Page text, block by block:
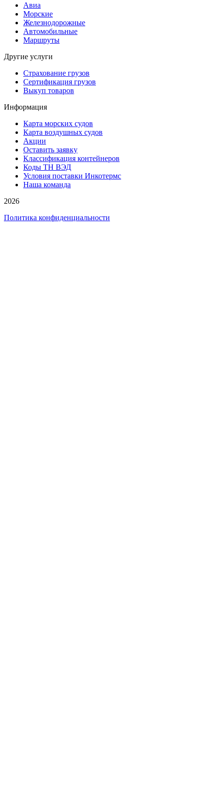
Авиа
Морские
Железнодорожные
Автомобильные
Маршруты
Другие услуги
Страхование грузов
Сертификация грузов
Выкуп товаров
Информация
Карта морских судов
Карта воздушных судов
Акции
Оставить заявку
Классификация контейнеров
Коды ТН ВЭД
Условия поставки Инкотермс
Наша команда
2026
Политика конфиденциальности